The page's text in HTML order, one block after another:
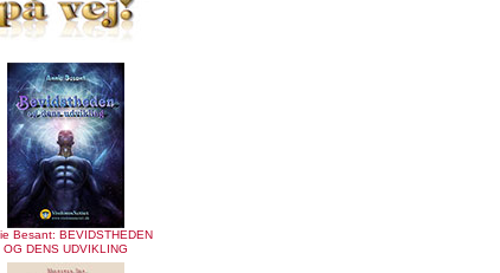
Besant: BEVIDSTHEDEN
OG DENS UDVIKLING